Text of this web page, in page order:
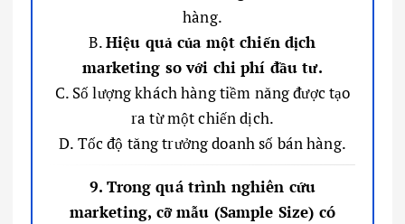
hàng.
B.Hiệu quả của một chiến dịch
marketing so với chi phí đầu tư.
C. Số lượng khách hàng tiềm năng được tạo
ra từ một chiến dịch.
D. Tốc độ tăng trưởng doanh số bán hàng.
9. Trong quá trình nghiên cứu
marketing, cỡ mẫu (Sample Size) có